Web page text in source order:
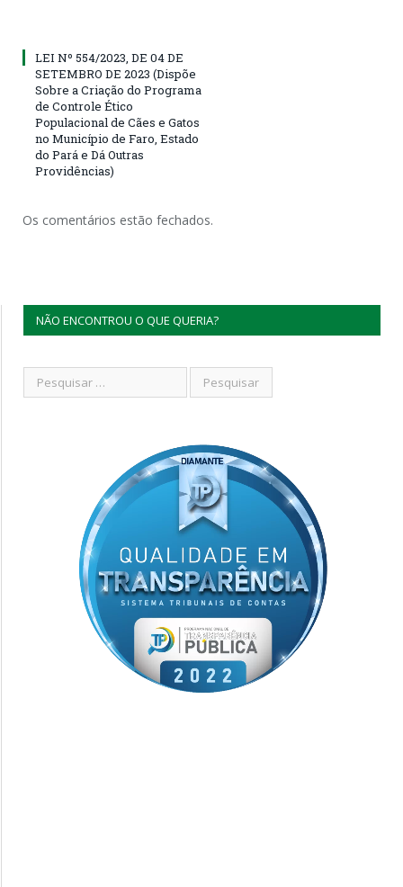
LEI Nº 554/2023, DE 04 DE
SETEMBRO DE 2023 (Dispõe
Sobre a Criação do Programa
de Controle Ético
Populacional de Cães e Gatos
no Município de Faro, Estado
do Pará e Dá Outras
Providências)
Os comentários estão fechados.
NÃO ENCONTROU O QUE QUERIA?